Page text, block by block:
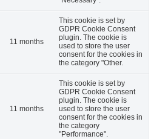
11 months
This cookie is set by
GDPR Cookie Consent
plugin. The cookie is
used to store the user
consent for the cookies in
the category "Other.
11 months
This cookie is set by
GDPR Cookie Consent
plugin. The cookie is
used to store the user
consent for the cookies in
the category
"Performance".